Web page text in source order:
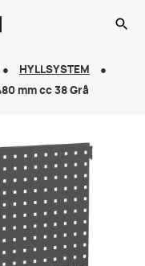
HYLLSYSTEM
mm cc 38 Grå